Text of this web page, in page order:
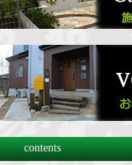
contents